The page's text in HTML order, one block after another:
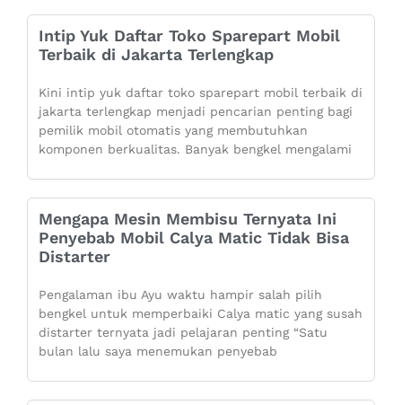
Intip Yuk Daftar Toko Sparepart Mobil
Terbaik di Jakarta Terlengkap
Kini intip yuk daftar toko sparepart mobil terbaik di
jakarta terlengkap menjadi pencarian penting bagi
pemilik mobil otomatis yang membutuhkan
komponen berkualitas. Banyak bengkel mengalami
Mengapa Mesin Membisu Ternyata Ini
Penyebab Mobil Calya Matic Tidak Bisa
Distarter
Pengalaman ibu Ayu waktu hampir salah pilih
bengkel untuk memperbaiki Calya matic yang susah
distarter ternyata jadi pelajaran penting “Satu
bulan lalu saya menemukan penyebab